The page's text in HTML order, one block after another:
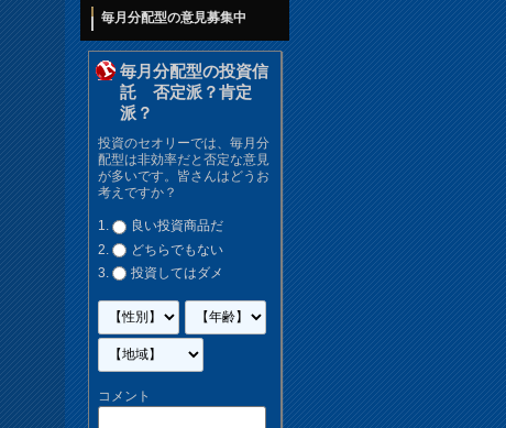
毎月分配型の意見募集中
毎月分配型の投資信
託 否定派？肯定
派？
投資のセオリーでは、毎月分
配型は非効率だと否定な意見
が多いです。皆さんはどうお
考えですか？
良い投資商品だ
どちらでもない
投資してはダメ
コメント